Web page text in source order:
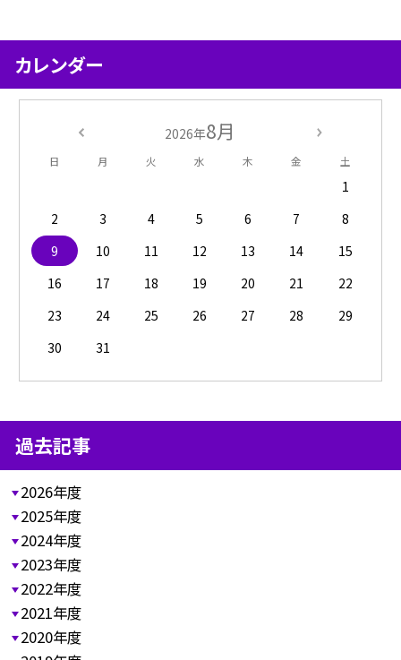
カレンダー
2026年8月
日 月 火 水 木 金 土
1
2
3 4 5 6 7
8
9
10 11 12 13 14
15
16
17 18 19 20 21
22
23
24 25 26 27 28
29
30
31
過去記事
2026年度
2025年度
2024年度
2023年度
2022年度
2021年度
2020年度